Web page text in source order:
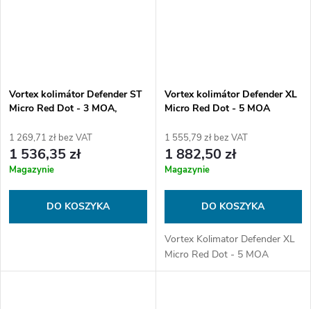
Vortex kolimátor Defender ST
Micro Red Dot - 3 MOA,
1 269,71 zł bez VAT
1 536,35 zł
Magazynie
DO KOSZYKA
Vortex kolimátor Defender XL
Micro Red Dot - 5 MOA
1 555,79 zł bez VAT
1 882,50 zł
Magazynie
DO KOSZYKA
Vortex Kolimator Defender XL
Micro Red Dot - 5 MOA